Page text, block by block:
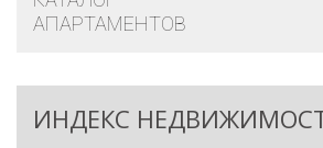
АПАРТАМЕНТОВ
ИНДЕКС